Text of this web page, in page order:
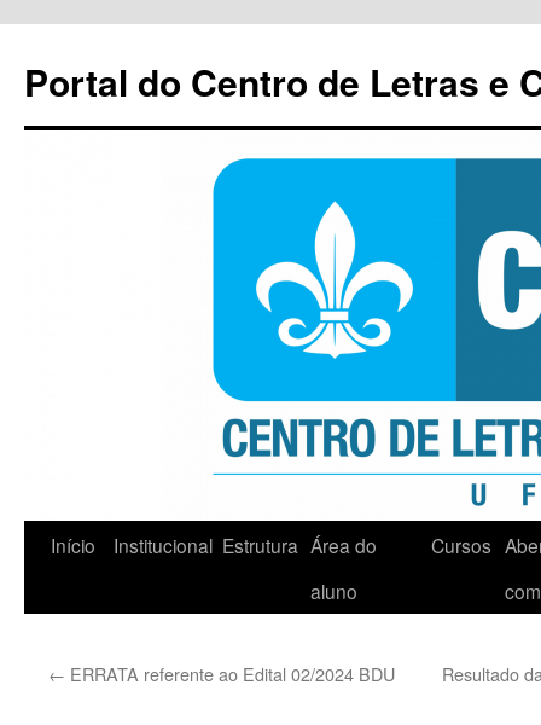
conteúdo
Portal do Centro de Letras e
Início Institucional Estrutura Área do
aluno
Cursos
← ERRATA referente ao Edital 02/2024 BDU Resultado